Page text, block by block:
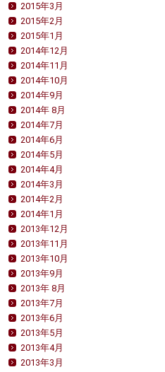
2015年3月
2015年2月
2015年1月
2014年12月
2014年11月
2014年10月
2014年9月
2014年 8月
2014年7月
2014年6月
2014年5月
2014年4月
2014年3月
2014年2月
2014年1月
2013年12月
2013年11月
2013年10月
2013年9月
2013年 8月
2013年7月
2013年6月
2013年5月
2013年4月
2013年3月